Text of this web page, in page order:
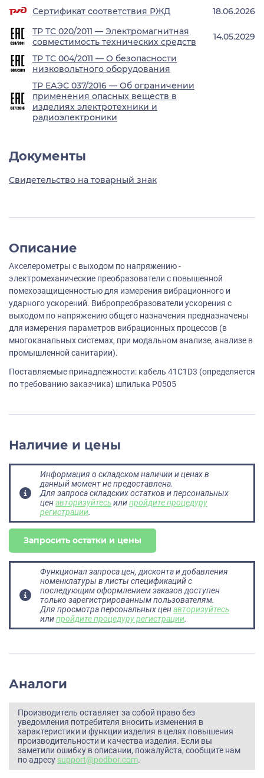
Сертификат соответствия РЖД
18.06.2026
ТР ТС 020/2011 — Электромагнитная
совместимость технических средств
14.05.2029
ТР ТС 004/2011 — О безопасности
низковольтного оборудования
ТР ЕАЭС 037/2016 — Об ограничении
применения опасных веществ в
изделиях электротехники и
радиоэлектроники
Документы
Свидетельство на товарный знак
Описание
Акселерометры с выходом по напряжению -
электромеханические преобразователи с повышенной
помехозащищенностью для измерения вибрационного и
ударного ускорений. Вибропреобразователи ускорения с
выходом по напряжению общего назначения предназначены
для измерения параметров вибрационных процессов (в
многоканальных системах, при модальном анализе, анализе в
промышленной санитарии).
Поставляемые принадлежности: кабель 41С1D3 (определяется
по требованию заказчика) шпилька P0505
Наличие и цены
Информация о складском наличии и ценах в
данный момент не предоставлена.
Для запроса складских остатков и персональных
ценавторизуйтесьилипройдите процедуру
регистрации.
Запросить остатки и цены
Функционал запроса цен, дисконта и добавления
номенклатуры в листы спецификаций с
последующим оформлением заказов доступен
только зарегистрированным пользователям.
Для просмотра персональных ценавторизуйтесь
илипройдите процедуру регистрации.
Аналоги
Производитель оставляет за собой право без
уведомления потребителя вносить изменения в
характеристики и функции изделия в целях повышения
производительности и качества изделия. Если вы
заметили ошибку в описании, пожалуйста, сообщите нам
по адресу support@podbor.com.